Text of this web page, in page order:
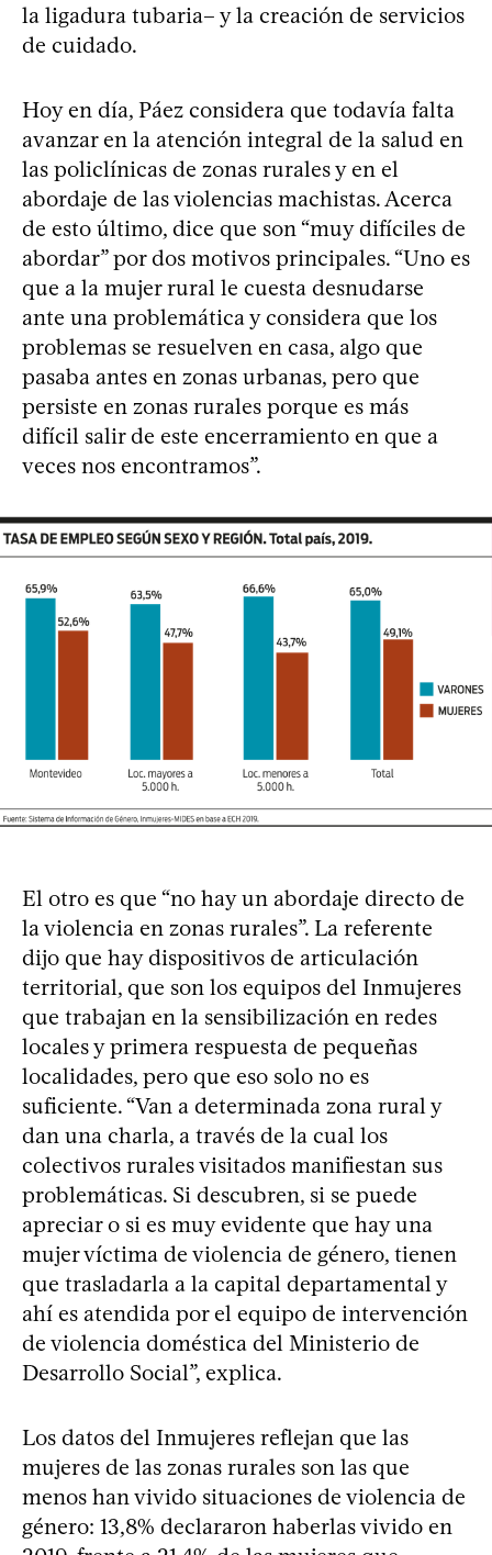
la ligadura tubaria– y la creación de servicios
de cuidado.
Hoy en día, Páez considera que todavía falta
avanzar en la atención integral de la salud en
las policlínicas de zonas rurales y en el
abordaje de las violencias machistas. Acerca
de esto último, dice que son “muy difíciles de
abordar” por dos motivos principales. “Uno es
que a la mujer rural le cuesta desnudarse
ante una problemática y considera que los
problemas se resuelven en casa, algo que
pasaba antes en zonas urbanas, pero que
persiste en zonas rurales porque es más
difícil salir de este encerramiento en que a
veces nos encontramos”.
El otro es que “no hay un abordaje directo de
la violencia en zonas rurales”. La referente
dijo que hay dispositivos de articulación
territorial, que son los equipos del Inmujeres
que trabajan en la sensibilización en redes
locales y primera respuesta de pequeñas
localidades, pero que eso solo no es
suficiente. “Van a determinada zona rural y
dan una charla, a través de la cual los
colectivos rurales visitados manifiestan sus
problemáticas. Si descubren, si se puede
apreciar o si es muy evidente que hay una
mujer víctima de violencia de género, tienen
que trasladarla a la capital departamental y
ahí es atendida por el equipo de intervención
de violencia doméstica del Ministerio de
Desarrollo Social”, explica.
Los datos del Inmujeres reflejan que las
mujeres de las zonas rurales son las que
menos han vivido situaciones de violencia de
género: 13,8% declararon haberlas vivido en